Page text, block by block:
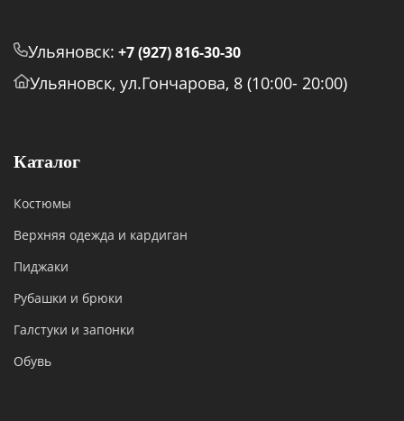
Ульяновск: +7 (927) 816-30-30
Ульяновск, ул.Гончарова, 8 (10:00- 20:00)
Каталог
Костюмы
Верхняя одежда и кардиган
Пиджаки
Рубашки и брюки
Галстуки и запонки
Обувь